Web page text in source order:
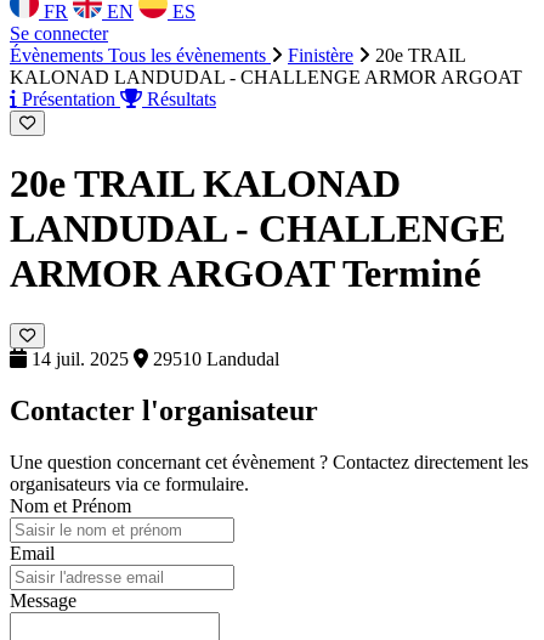
FR EN
ES
Se connecter
Évènements Tous les évènements Finistère
20e TRAIL
KALONAD LANDUDAL - CHALLENGE ARMOR ARGOAT
Présentation
Résultats
20e TRAIL KALONAD
LANDUDAL - CHALLENGE
ARMOR ARGOATTerminé
14 juil. 2025 29510 Landudal
Contacter l'organisateur
Une question concernant cet évènement ? Contactez directement les
organisateurs via ce formulaire.
Nom et Prénom
Email
Message